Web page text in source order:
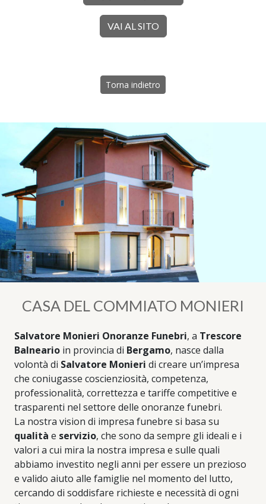
VAI AL SITO
Torna indietro
CASA DEL COMMIATO MONIERI
Salvatore Monieri Onoranze Funebri, a Trescore
Balneario in provincia di Bergamo, nasce dalla
volontà di Salvatore Monieri di creare un’impresa
che coniugasse coscienziosità, competenza,
professionalità, correttezza e tariffe competitive e
trasparenti nel settore delle onoranze funebri.
La nostra vision di impresa funebre si basa su
qualità e servizio, che sono da sempre gli ideali e i
valori a cui mira la nostra impresa e sulle quali
abbiamo investito negli anni per essere un prezioso
e valido aiuto alle famiglie nel momento del lutto,
cercando di soddisfare richieste e necessità di ogni